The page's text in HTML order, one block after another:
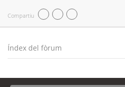
Compartiu
Índex del fòrum